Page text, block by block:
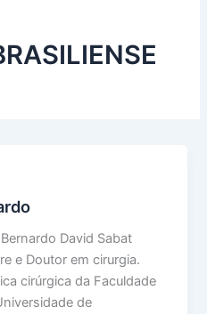
David Sabat
e Doutor em cirurgia.
cirúrgica da Faculdade
de